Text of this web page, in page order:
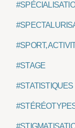
#SPORT,
#STAGE
#STATISTIQUES